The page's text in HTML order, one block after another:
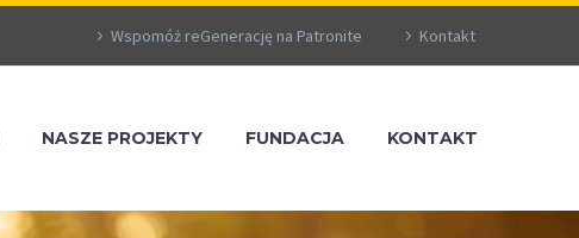
Wspomóż reGenerację na Patronite Kontakt
NASZE PROJEKTY FUNDACJA KONTAKT